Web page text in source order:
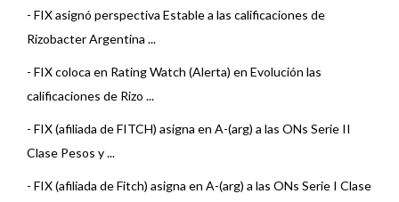
- FIX asignó perspectiva Estable a las calificaciones de
Rizobacter Argentina ...
- FIX coloca en Rating Watch (Alerta) en Evolución las
calificaciones de Rizo ...
- FIX (afiliada de FITCH) asigna en A-(arg) a las ONs Serie II
Clase Pesos y ...
- FIX (afiliada de Fitch) asigna en A-(arg) a las ONs Serie I Clase